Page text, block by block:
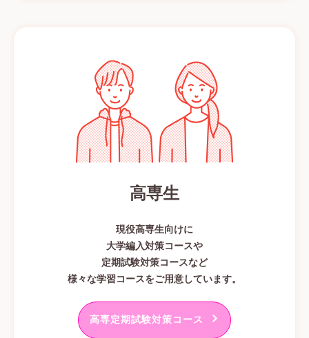
高専生
現役高専生向けに
大学編入対策コースや
定期試験対策コースなど
様々な学習コースをご用意しています。
高専定期試験対策コース